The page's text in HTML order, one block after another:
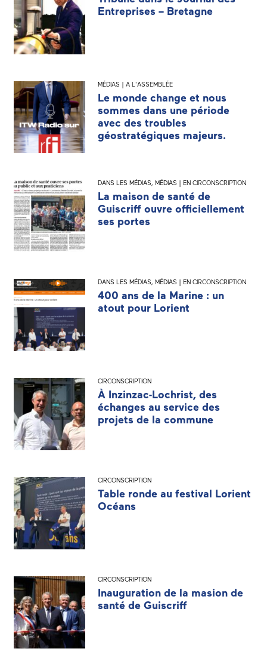
Entreprises – Bretagne
MÉDIAS | A L'ASSEMBLÉE
Le monde change et nous
sommes dans une période
avec des troubles
géostratégiques majeurs.
DANS LES MÉDIAS, MÉDIAS | EN CIRCONSCRIPTION
La maison de santé de
Guiscriff ouvre officiellement
ses portes
DANS LES MÉDIAS, MÉDIAS | EN CIRCONSCRIPTION
400 ans de la Marine : un
atout pour Lorient
CIRCONSCRIPTION
À Inzinzac-Lochrist, des
échanges au service des
projets de la commune
CIRCONSCRIPTION
Table ronde au festival Lorient
Océans
CIRCONSCRIPTION
Inauguration de la masion de
santé de Guiscriff